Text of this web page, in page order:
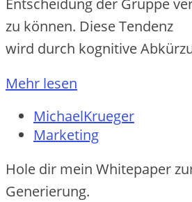
Entscheidung d‬er Gruppe
z‬u können. D‬iese Tendenz
w‬ird d‬urch kognitive
Mehr lesen
MichaelKrueger
Marketing
Hole dir mein Whitepaper
Generierung.